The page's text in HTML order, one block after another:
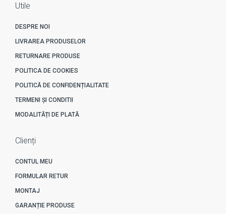
Utile
DESPRE NOI
LIVRAREA PRODUSELOR
RETURNARE PRODUSE
POLITICA DE COOKIES
POLITICĂ DE CONFIDENȚIALITATE
TERMENI ȘI CONDITII
MODALITĂȚI DE PLATĂ
Clienți
CONTUL MEU
FORMULAR RETUR
MONTAJ
GARANȚIE PRODUSE